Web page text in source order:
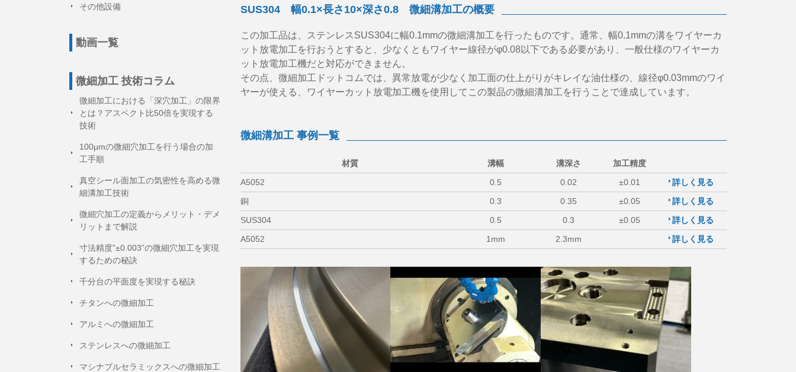
SUS304 幅0.1×長さ10×深さ0.8 微細溝加工の概要
この加工品は、ステンレスSUS304に幅0.1mmの微細溝加工を行ったものです。通常、幅0.1mmの溝をワイヤーカ
ット放電加工を行おうとすると、少なくともワイヤー線径がφ0.08以下である必要があり、一般仕様のワイヤーカ
ット放電加工機だと対応ができません。
その点、微細加工ドットコムでは、異常放電が少なく加工面の仕上がりがキレイな油仕様の、線径φ0.03mmのワイ
ヤーが使える、ワイヤーカット放電加工機を使用してこの製品の微細溝加工を行うことで達成しています。
微細溝加工 事例一覧
材質 溝幅 溝深さ
加工精度
A5052
0.5 0.02 ±0.01
詳しく見る
銅
0.3 0.35 ±0.05
詳しく見る
SUS304
0.5 0.3 ±0.05
詳しく見る
A5052
1mm 2.3mm 詳しく見る
その他設備
動画一覧
微細加工 技術コラム
微細加工における「深穴加工」の限界
とは？アスペクト比50倍を実現する
技術
100μmの微細穴加工を行う場合の加
工手順
真空シール面加工の気密性を高める微
細溝加工技術
微細穴加工の定義からメリット・デメ
リットまで解説
寸法精度”±0.003”の微細穴加工を実現
するための秘訣
千分台の平面度を実現する秘訣
チタンへの微細加工
アルミへの微細加工
ステンレスへの微細加工
マシナブルセラミックスへの微細加工